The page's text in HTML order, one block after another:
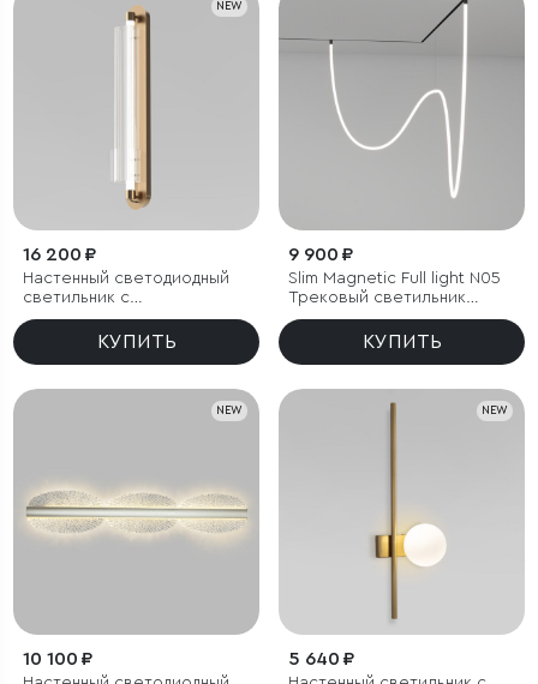
NEW
16 200 ₽
Настенный светодиодный
светильник с
регулировкой цветовой
температурыКУПИТЬ
9 900 ₽
Slim Magnetic Full light N05
Трековый светильник
100W 4200K 85028/01
КУПИТЬ
NEW
10 100 ₽
NEW
5 640 ₽